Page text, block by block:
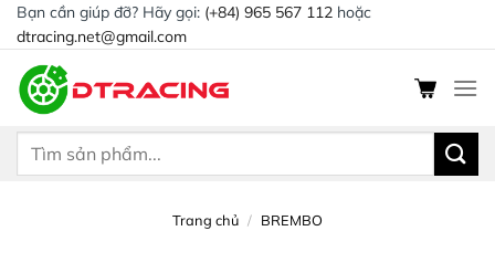
Chuyển
đến
dung
Bạn cần giúp đỡ? Hãy gọi: (+84) 965 567 112 hoặc
dtracing.net@gmail.com
Tìm
Trang chủ / BREMBO